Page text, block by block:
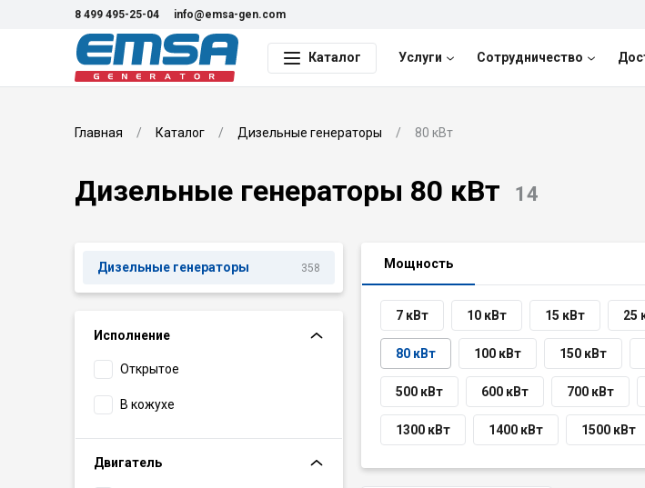
8 499 495-25-04 info@emsa-gen.com
Каталог Услуги Сотрудничество
Главная Каталог Дизельные генераторы 80 кВт
Дизельные генераторы 80 кВт 14
Дизельные генераторы 358
Исполнение
Открытое
В кожухе
Двигатель
Мощность
7 кВт 10 кВт 15 кВт 25
80 кВт 100 кВт 150 кВт
500 кВт 600 кВт 700 кВт
1300 кВт 1400 кВт 1500 кВт